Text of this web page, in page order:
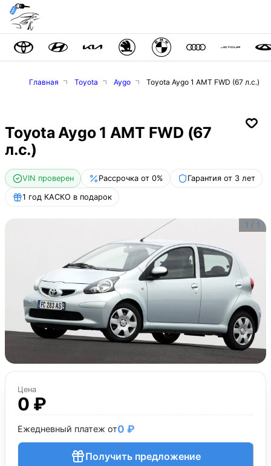
Главная Toyota Aygo Toyota Aygo 1 AMT FWD (67 л.с.)
Toyota Aygo 1 AMT FWD (67
л.с.)
VIN проверен Рассрочка от 0% Гарантия от 3 лет
1 год КАСКО в подарок
1 / 1
Цена
0 ₽
Ежедневный платеж от0 ₽
Получить предложение